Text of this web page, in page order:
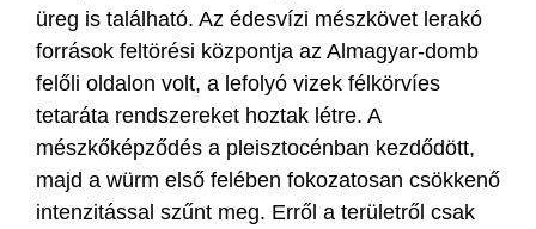
üreg is található. Az édesvízi mészkövet lerakó
források feltörési központja az Almagyar-domb
felőli oldalon volt, a lefolyó vizek félkörvíes
tetaráta rendszereket hoztak létre. A
mészkőképződés a pleisztocénban kezdődött,
majd a würm első felében fokozatosan csökkenő
intenzitással szűnt meg. Erről a területről csak